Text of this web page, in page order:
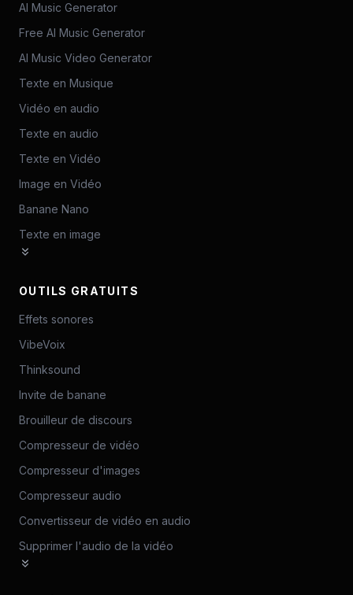
AI Music Generator
Free AI Music Generator
AI Music Video Generator
Texte en Musique
Vidéo en audio
Texte en audio
Texte en Vidéo
Image en Vidéo
Banane Nano
Texte en image
OUTILS GRATUITS
Effets sonores
VibeVoix
Thinksound
Invite de banane
Brouilleur de discours
Compresseur de vidéo
Compresseur d'images
Compresseur audio
Convertisseur de vidéo en audio
Supprimer l'audio de la vidéo